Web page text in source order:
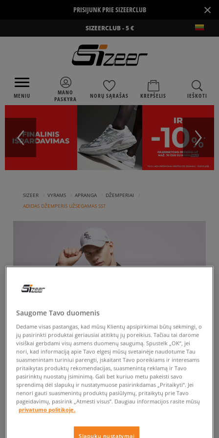
PRISIJUNK PRIE SIZEERCLUB ×
SIZEERCLUB - 5 €
MENIU
MANO
PASKYRA
NORŲ SĄRAŠAS KREPŠELIS IEŠKOTI
SIZEER VYRAMS APRANGA DŽEMPERIAI
ADIDAS DŽEMPERIS UŽSEGAMAS SST
Saugome Tavo duomenis
Dedame visas pastangas, kad mūsų Klientų apsipirkimai būtų sėkmingi, o
jų pasirinkti produktai geriausiai atitiktų jų poreikius. Tačiau tai darome
visiškai gerbdami visų asmens duomenų saugumą. Spustelk „OK“, jei
nori, kad informaciją apie Tavo elgesį mūsų svetainėje naudotume Tau
suasmenintam turiniui parengti, įskaitant Tavo poreikiams ir interesams
pritaikytas produktų rekomendacijas, suasmenintą reklamą ir Tavo
pasirinktų nuostatų įsiminimą. Gali bet kuriuo metu pakeisti savo
sprendimą dėl slapukų ir nustatymuose pasirinkdamas „Pritaikyti“. Jei
nenori gauti suasmenintų produktų pasiūlymų, pritaikytų prie Tavo
pageidavimų, pasirink „Atmesti visus”. Daugiau informacijos rasite mūsų
privatumo politikoje.
Slapukų nustatymai